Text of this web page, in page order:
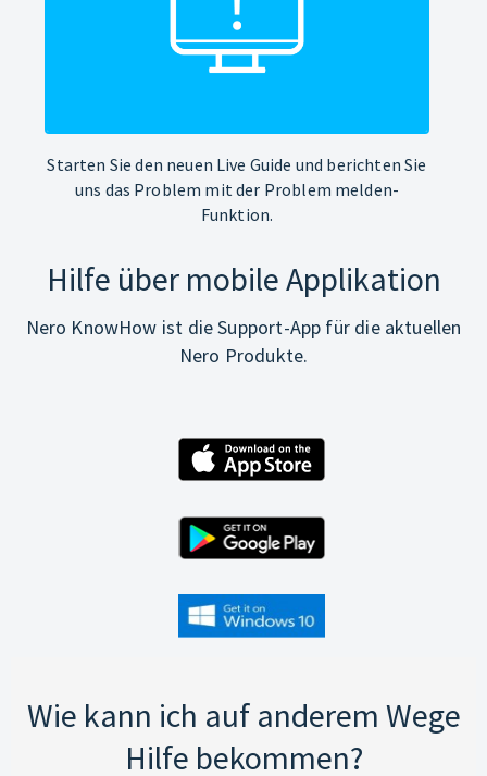
Starten Sie den neuen Live Guide und berichten Sie
uns das Problem mit der Problem melden-
Funktion.
Hilfe über mobile Applikation
Nero KnowHow ist die Support-App für die aktuellen
Nero Produkte.
Wie kann ich auf anderem Wege
Hilfe bekommen?